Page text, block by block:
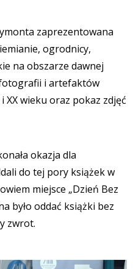
zaprezentowana
ogrodnicy,
na obszarze dawnej
i artefaktów
XX wieku oraz pokaz zdjęć
okazja dla
do tej pory książek w
miejsce „Dzień Bez
było oddać książki bez
zwrot.